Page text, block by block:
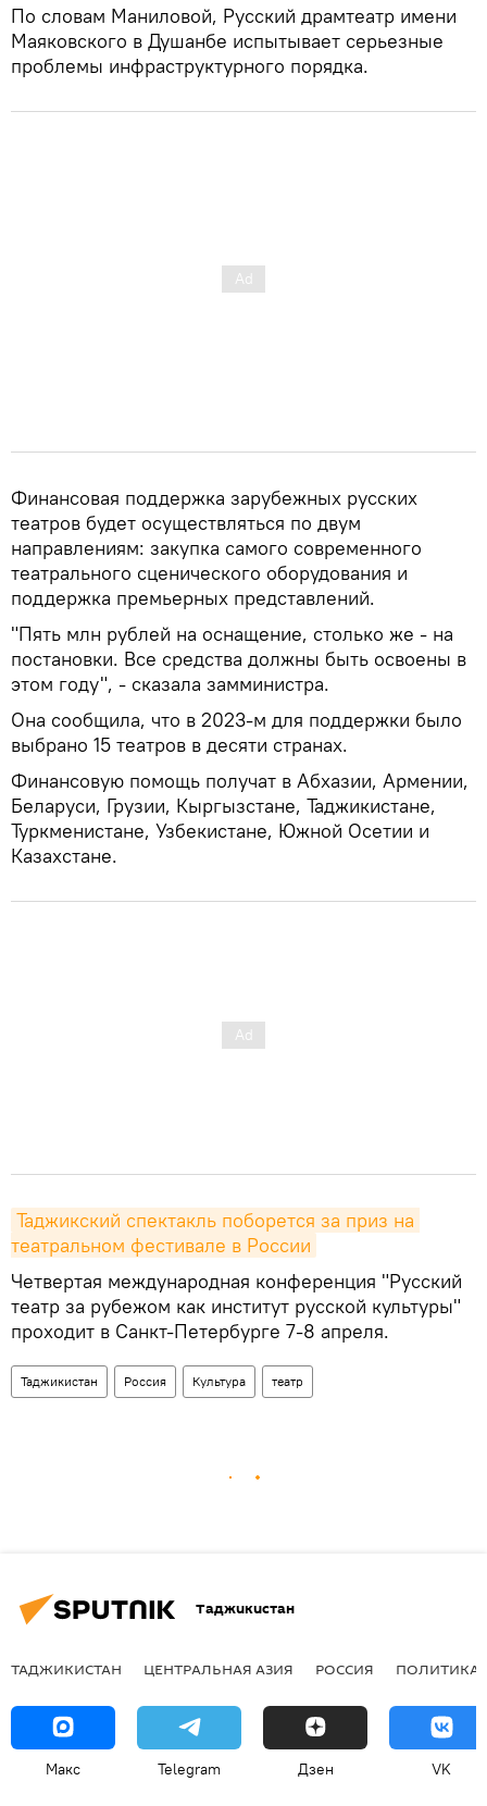
По словам Маниловой, Русский драмтеатр имени
Маяковского в Душанбе испытывает серьезные
проблемы инфраструктурного порядка.
Финансовая поддержка зарубежных русских
театров будет осуществляться по двум
направлениям: закупка самого современного
театрального сценического оборудования и
поддержка премьерных представлений.
"Пять млн рублей на оснащение, столько же - на
постановки. Все средства должны быть освоены в
этом году", - сказала замминистра.
Она сообщила, что в 2023-м для поддержки было
выбрано 15 театров в десяти странах.
Финансовую помощь получат в Абхазии, Армении,
Беларуси, Грузии, Кыргызстане, Таджикистане,
Туркменистане, Узбекистане, Южной Осетии и
Казахстане.
Таджикский спектакль поборется за приз на
театральном фестивале в России
Четвертая международная конференция "Русский
театр за рубежом как институт русской культуры"
проходит в Санкт-Петербурге 7-8 апреля.
Таджикистан Россия Культура театр
Таджикистан
ТАДЖИКИСТАН ЦЕНТРАЛЬНАЯ АЗИЯ РОССИЯ ПОЛИТИКА
Макс Telegram Дзен VK